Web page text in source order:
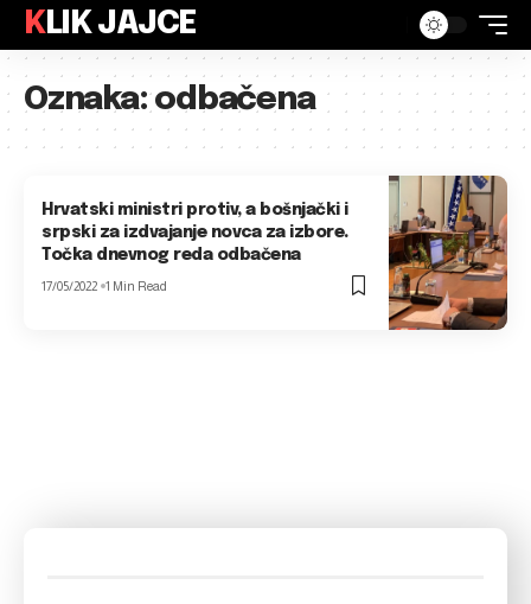
KLIK JAJCE
Oznaka:odbačena
Hrvatski ministri protiv, a bošnjački i
srpski za izdvajanje novca za izbore.
Točka dnevnog reda odbačena
17/05/2022 1 Min Read